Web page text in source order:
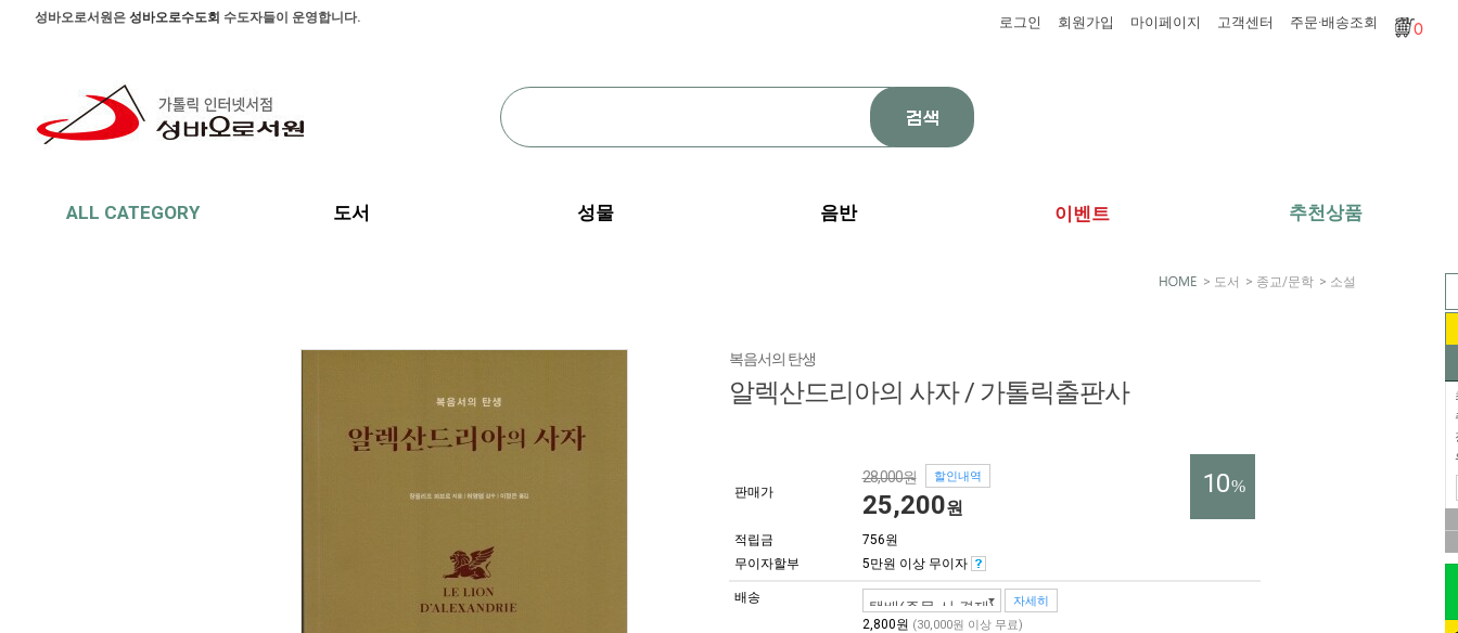
본문 바로가기
주메뉴 바로가기
사이드메뉴 바로가기
성바오로서원은 성바오로수도회 수도자들이 운영합니다. 로그인 회원가입 마이페이지 고객센터 주문·배송조회 0
ALL CATEGORY 도서 성물 음반 이벤트 추천상품
> 도서 > 종교/문학 > 소설
복음서의 탄생
알렉산드리아의 사자 / 가톨릭출판사
10%
판매가
28,000원 할인내역
25,200원
적립금
756원
무이자할부
5만원 이상 무이자
배송 자세히
2,800원 (30,000원 이상 무료)